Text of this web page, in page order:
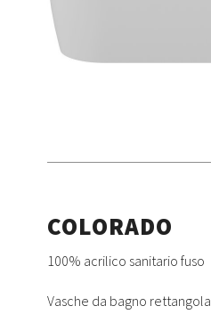
COLORADO
100% acrilico sanitario fuso
Vasche da bagno